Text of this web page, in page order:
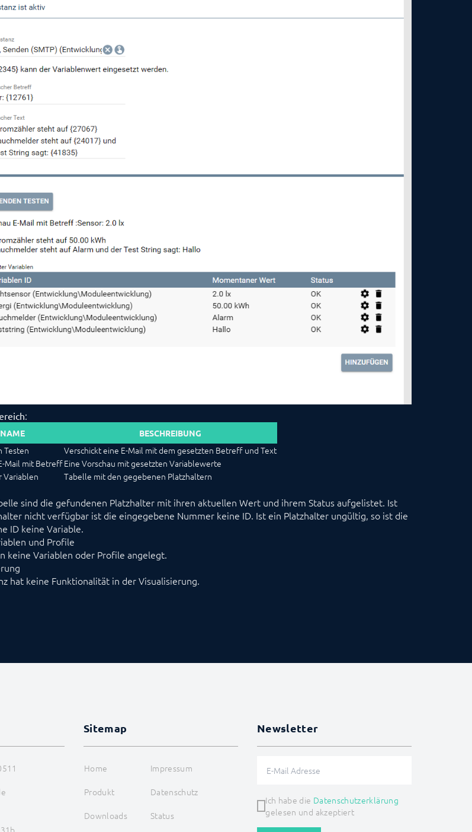
:
NAME BESCHREIBUNG
Testen
Verschickt eine E-Mail mit dem gesetzten Betreff und Text
Mail mit BetreffEine Vorschau mit gesetzten Variablewerte
Variablen
Tabelle mit den gegebenen Platzhaltern
sind die gefundenen Platzhalter mit ihren aktuellen Wert und ihrem Status aufgelistet. Ist
nicht verfügbar ist die eingegebene Nummer keine ID. Ist ein Platzhalter ungültig, so ist die
ID keine Variable.
und Profile
keine Variablen oder Profile angelegt.
hat keine Funktionalität in der Visualisierung.
Sitemap
Home
Impressum
Produkt
Datenschutz
Downloads
Status
Newsletter
Ich habe die Datenschutzerklärung
gelesen und akzeptiert